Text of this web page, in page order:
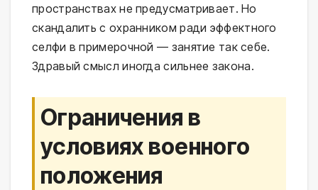
пространствах не предусматривает. Но
скандалить с охранником ради эффектного
селфи в примерочной — занятие так себе.
Здравый смысл иногда сильнее закона.
Ограничения в
условиях военного
положения